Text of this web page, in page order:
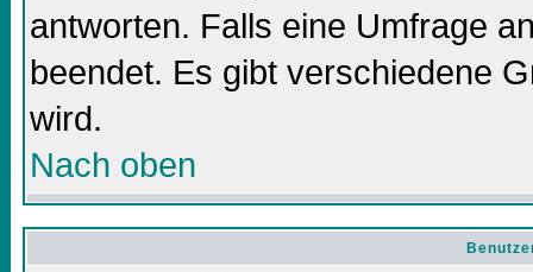
antworten. Falls eine Umfrage
beendet. Es gibt verschiedene
wird.
Nach oben